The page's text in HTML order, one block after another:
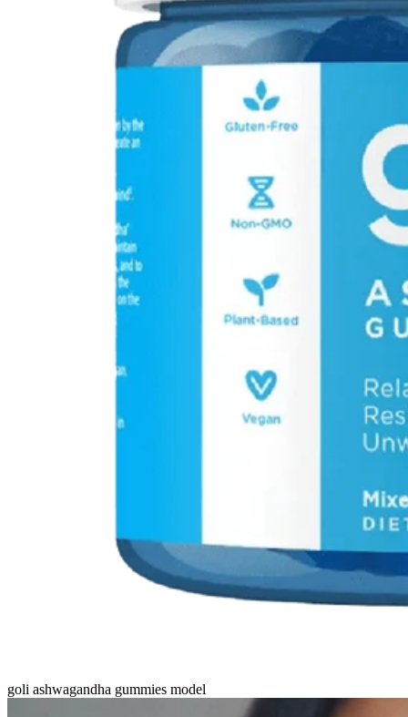
goli ashwagandha gummies model